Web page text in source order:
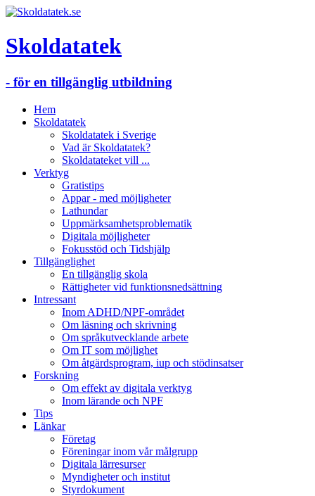
Skoldatatek
- för en tillgänglig utbildning
Hem
Skoldatatek
Skoldatatek i Sverige
Vad är Skoldatatek?
Skoldatateket vill ...
Verktyg
Gratistips
Appar - med möjligheter
Lathundar
Uppmärksamhetsproblematik
Digitala möjligheter
Fokusstöd och Tidshjälp
Tillgänglighet
En tillgänglig skola
Rättigheter vid funktionsnedsättning
Intressant
Inom ADHD/NPF-området
Om läsning och skrivning
Om språkutvecklande arbete
Om IT som möjlighet
Om åtgärdsprogram, iup och stödinsatser
Forskning
Om effekt av digitala verktyg
Inom lärande och NPF
Tips
Länkar
Företag
Föreningar inom vår målgrupp
Digitala lärresurser
Myndigheter och institut
Styrdokument